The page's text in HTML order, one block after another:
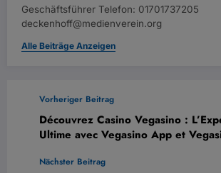
Geschäftsführer Telefon: 01701737205
deckenhoff@medienverein.org
Alle Beiträge Anzeigen
Vorheriger Beitrag
Découvrez Casino Vegasino :
Ultime avec Vegasino App et
Nächster Beitrag